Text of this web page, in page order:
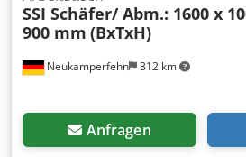
Neukamperfehn 312 km
SSI Schäfer/ Abm.: 1600 x
900 mm (BxTxH)
Anfragen